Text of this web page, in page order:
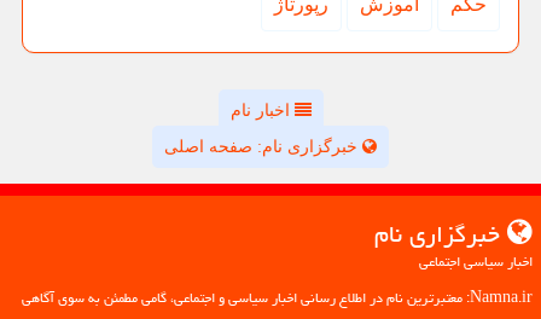
حكم آموزش رپورتاژ
اخبار نام
خبرگزاری نام: صفحه اصلی
خبرگزاری نام
اخبار سیاسی اجتماعی
Namna.ir: معتبرترین نام در اطلاع رسانی اخبار سیاسی و اجتماعی، گامی مطمئن به سوی آگاهی